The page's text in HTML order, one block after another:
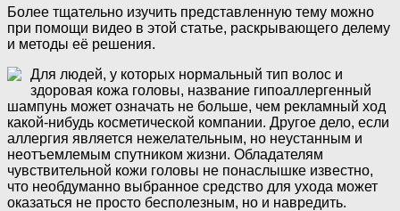
Более тщательно изучить представленную тему можно
при помощи видео в этой статье, раскрывающего делему
и методы её решения.
Для людей, у которых нормальный тип волос и
здоровая кожа головы, название гипоаллергенный
шампунь может означать не больше, чем рекламный ход
какой-нибудь косметической компании. Другое дело, если
аллергия является нежелательным, но неустанным и
неотъемлемым спутником жизни. Обладателям
чувствительной кожи головы не понаслышке известно,
что необдуманно выбранное средство для ухода может
оказаться не просто бесполезным, но и навредить.